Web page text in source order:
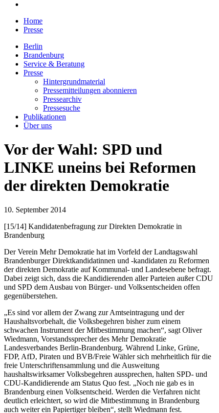
Home
Presse
Berlin
Brandenburg
Service & Beratung
Presse
Hintergrundmaterial
Pressemitteilungen abonnieren
Pressearchiv
Pressesuche
Publikationen
Über uns
Vor der Wahl: SPD und
LINKE uneins bei Reformen
der direkten Demokratie
10. September 2014
[15/14] Kandidatenbefragung zur Direkten Demokratie in
Brandenburg
Der Verein Mehr Demokratie hat im Vorfeld der Landtagswahl
Brandenburger Direktkandidatinnen und -kandidaten zu Reformen
der direkten Demokratie auf Kommunal- und Landesebene befragt.
Dabei zeigt sich, dass die Kandidierenden aller Parteien außer CDU
und SPD dem Ausbau von Bürger- und Volksentscheiden offen
gegenüberstehen.
„Es sind vor allem der Zwang zur Amtseintragung und der
Haushaltsvorbehalt, die Volksbegehren bisher zum einem
schwachen Instrument der Mitbestimmung machen“, sagt Oliver
Wiedmann, Vorstandssprecher des Mehr Demokratie
Landesverbandes Berlin-Brandenburg. Während Linke, Grüne,
FDP, AfD, Piraten und BVB/Freie Wähler sich mehrheitlich für die
freie Unterschriftensammlung und die Ausweitung
haushaltswirksamer Volksbegehren aussprechen, halten SPD- und
CDU-Kandidierende am Status Quo fest. „Noch nie gab es in
Brandenburg einen Volksentscheid. Werden die Verfahren nicht
deutlich erleichtert, so wird die Mitbestimmung in Brandenburg
auch weiter ein Papiertiger bleiben“, stellt Wiedmann fest.